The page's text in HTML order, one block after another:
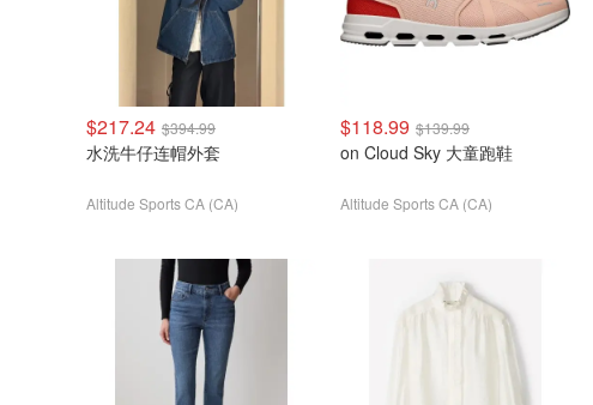
$217.24 $394.99
水洗牛仔连帽外套
Altitude Sports CA (CA)
$118.99 $139.99
on Cloud Sky 大童跑鞋
Altitude Sports CA (CA)